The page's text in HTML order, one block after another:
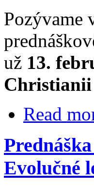
Pozývame
už 13.
Christianii
Read
Evolučné